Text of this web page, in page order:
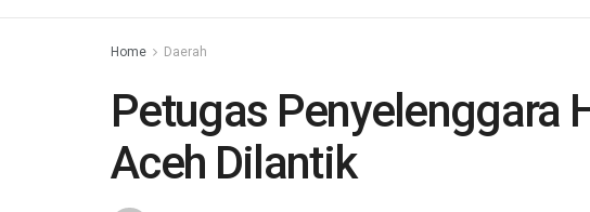
Home Daerah
Petugas Penyelenggara
Aceh Dilantik